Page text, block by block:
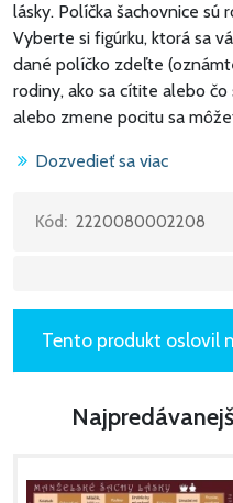
lásky. Políčka šachovnice sú
Vyberte si figúrku, ktorá sa
dané políčko zdeľte
rodiny, ako sa cítite alebo
alebo zmene pocitu sa
Horný rad sme nechali
alebo priania a doplniť tak
Dozvedieť sa viac
Kód: 2220080002208
Tento produkt oslovil